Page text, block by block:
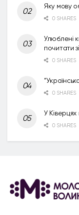
Яку мову
0 SHARES
Улюблені
почитати
0 SHARES
0 SHARES
У
0 SHARES